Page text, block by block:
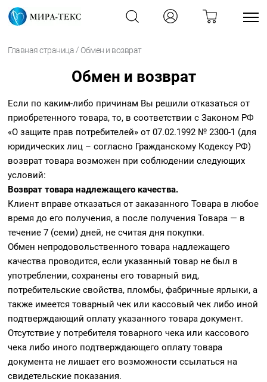
Главная страница / Обмен и возврат
Обмен и возврат
Если по каким-либо причинам Вы решили отказаться от
приобретенного товара, то, в соответствии с Законом РФ
«О защите прав потребителей» от 07.02.1992 № 2300-1 (для
юридических лиц – согласно Гражданскому Кодексу РФ)
возврат товара возможен при соблюдении следующих
условий:
Возврат товара надлежащего качества.
Клиент вправе отказаться от заказанного Товара в любое
время до его получения, а после получения Товара — в
течение 7 (семи) дней, не считая дня покупки.
Обмен непродовольственного товара надлежащего
качества проводится, если указанный товар не был в
употреблении, сохранены его товарный вид,
потребительские свойства, пломбы, фабричные ярлыки, а
также имеется товарный чек или кассовый чек либо иной
подтверждающий оплату указанного товара документ.
Отсутствие у потребителя товарного чека или кассового
чека либо иного подтверждающего оплату товара
документа не лишает его возможности ссылаться на
свидетельские показания.